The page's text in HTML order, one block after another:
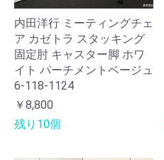
内田洋行 ミーティングチェ
ア カゼトラ スタッキング
固定肘 キャスター脚 ホワ
イト パーチメントベージュ
6-118-1124
￥8,800
残り10個